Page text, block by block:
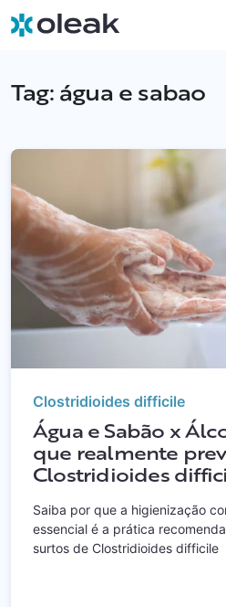
Tag: água e sabao
Clostridioides difficile
Água e Sabão x
que realmente
Clostridioides
Saiba por que a higienização
essencial é a prática
surtos de Clostridioides difficile